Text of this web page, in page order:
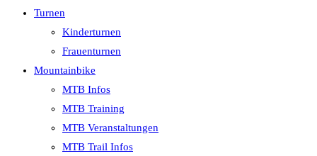
Turnen
Kinderturnen
Frauenturnen
Mountainbike
MTB Infos
MTB Training
MTB Veranstaltungen
MTB Trail Infos